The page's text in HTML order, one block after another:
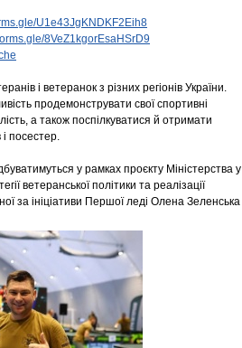
U1e43JgKNDKF2Eih8
8VeZ1kgorEsaHSrD9
і ветеранок з різних регіонів України.
продемонструвати свої спортивні
а також поспілкуватися й отримати
і посестер.
у рамках проєкту Міністерства у
ветеранської політики та реалізації
за ініціативи Першої леді Олена Зеленська